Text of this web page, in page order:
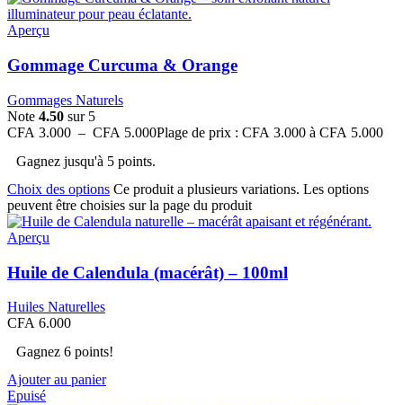
Aperçu
Gommage Curcuma & Orange
Gommages Naturels
Note 4.50 sur 5
CFA 3.000 – CFA 5.000Plage de prix : CFA 3.000 à CFA 5.000
Gagnez jusqu'à 5 points.
Choix des options Ce produit a plusieurs variations. Les options
peuvent être choisies sur la page du produit
Aperçu
Huile de Calendula (macérât) – 100ml
Huiles Naturelles
CFA 6.000
Gagnez 6 points!
Ajouter au panier
Epuisé